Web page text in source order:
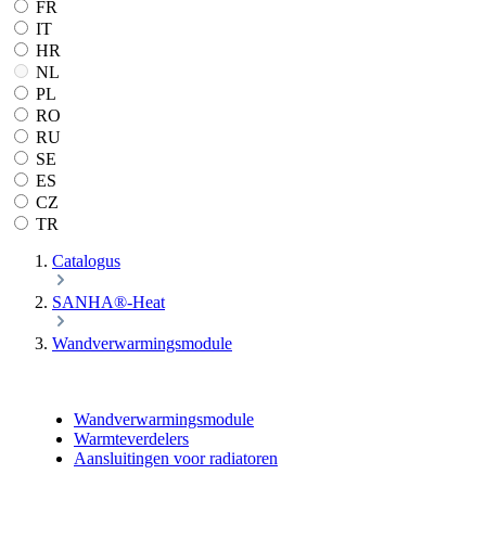
FR
IT
HR
NL
PL
RO
RU
SE
ES
CZ
TR
Catalogus
SANHA®-Heat
Wandverwarmingsmodule
Wandverwarmingsmodule
Warmteverdelers
Aansluitingen voor radiatoren